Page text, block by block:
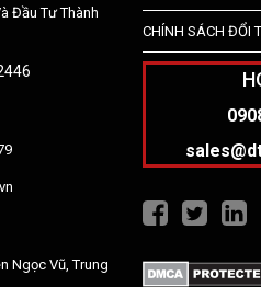
Đầu Tư Thành
Ngọc Vũ, Trung
CHÍNH SÁCH ĐỔI